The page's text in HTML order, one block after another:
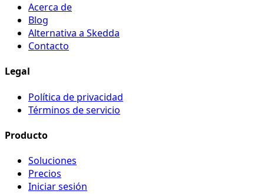
Acerca de
Blog
Alternativa a Skedda
Contacto
Legal
Política de privacidad
Términos de servicio
Producto
Soluciones
Precios
Iniciar sesión